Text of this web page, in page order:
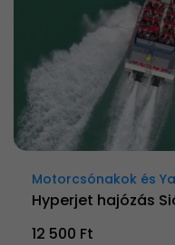
Motorcsónakok és
Hyperjet hajózás
12 500 Ft